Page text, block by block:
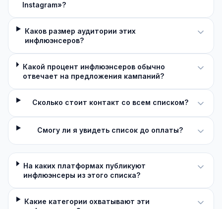
Instagram»?
Каков размер аудитории этих
инфлюэнсеров?
Какой процент инфлюэнсеров обычно
отвечает на предложения кампаний?
Сколько стоит контакт со всем списком?
Смогу ли я увидеть список до оплаты?
На каких платформах публикуют
инфлюэнсеры из этого списка?
Какие категории охватывают эти